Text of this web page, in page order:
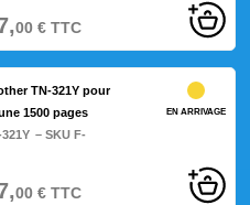
00€TTC
TN-321Y pour
1500 pages
– SKU F-
EN ARRIVAGE
00€TTC